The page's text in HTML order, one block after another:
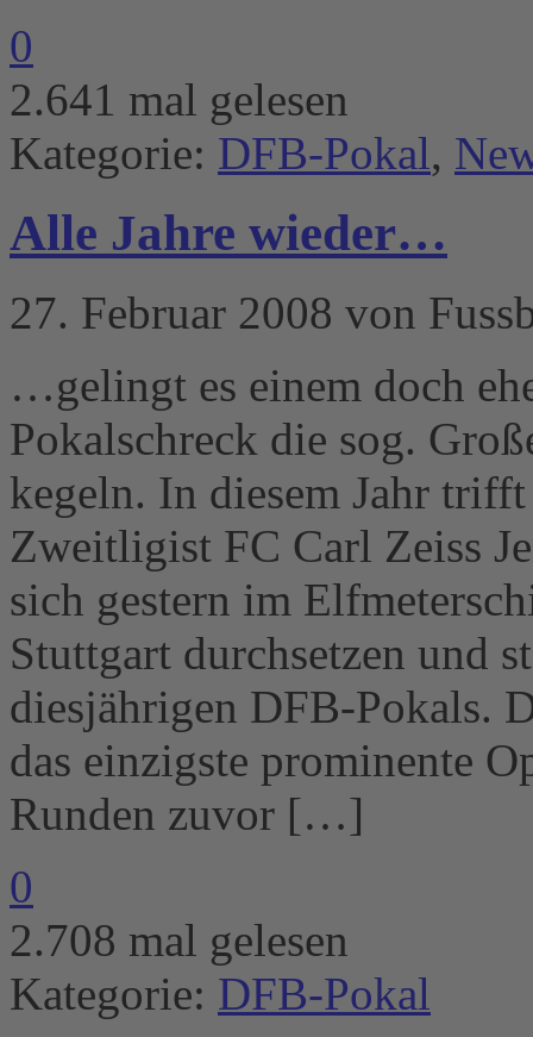
0
2.641 mal gelesen
Kategorie: DFB-Pokal,
Alle Jahre wieder…
27. Februar 2008 von
…gelingt es einem doch
Pokalschreck die sog.
kegeln. In diesem Jahr
Zweitligist FC Carl Zeiss
sich gestern im
Stuttgart durchsetzen und
diesjährigen DFB-Pokals.
das einzigste prominente
Runden zuvor […]
0
2.708 mal gelesen
Kategorie: DFB-Pokal